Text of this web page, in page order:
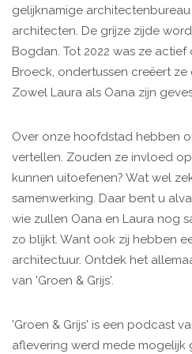
gelijknamige
architecten. De grijze zijde
Bogdan. Tot 2022 was ze
Broeck, ondertussen creëert
Zowel Laura als Oana zijn
Over onze hoofdstad hebben
vertellen. Zouden ze invloed
kunnen uitoefenen? Wat wel
samenwerking. Daar bent u
wie zullen Oana en Laura nog
zo blijkt. Want ook zij hebben
architectuur. Ontdek het
van 'Groen & Grijs'.
'Groen & Grijs' is een podcast
aflevering werd mede mogelijk